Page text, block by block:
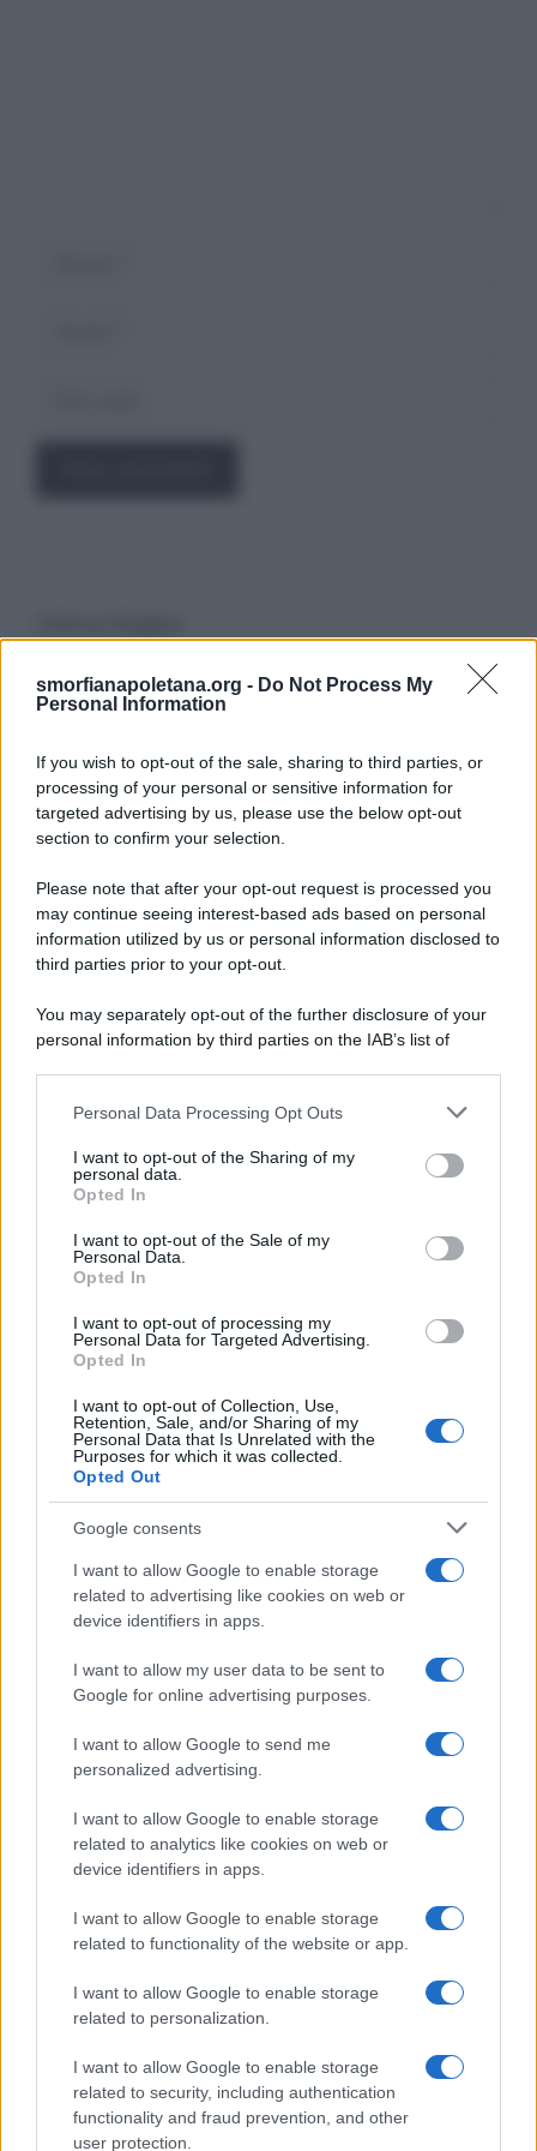
smorfianapoletana.org - Do Not Process My
Personal Information
If you wish to opt-out of the sale, sharing to third parties, or
processing of your personal or sensitive information for
targeted advertising by us, please use the below opt-out
section to confirm your selection.
Please note that after your opt-out request is processed you
may continue seeing interest-based ads based on personal
information utilized by us or personal information disclosed to
third parties prior to your opt-out.
You may separately opt-out of the further disclosure of your
personal information by third parties on the IAB’s list of
This information may also be disclosed by us to third parties
disclose it to other third parties.
Please note that this website/app uses one or more Google
services and may gather and store information including but
not limited to your visit or usage behaviour. You may click to
grant or deny consent to Google and its third-party tags to
consent section.
Personal Data Processing Opt Outs
I want to opt-out of the Sharing of my
personal data.
Opted In
I want to opt-out of the Sale of my
Personal Data.
Opted In
I want to opt-out of processing my
Personal Data for Targeted Advertising.
Opted In
I want to opt-out of Collection, Use,
Retention, Sale, and/or Sharing of my
Personal Data that Is Unrelated with the
Purposes for which it was collected.
Opted Out
Google consents
I want to allow Google to enable storage
related to advertising like cookies on web or
device identifiers in apps.
I want to allow my user data to be sent to
Google for online advertising purposes.
I want to allow Google to send me
personalized advertising.
I want to allow Google to enable storage
related to analytics like cookies on web or
device identifiers in apps.
I want to allow Google to enable storage
related to functionality of the website or app.
I want to allow Google to enable storage
related to personalization.
I want to allow Google to enable storage
related to security, including authentication
functionality and fraud prevention, and other
user protection.
Ricerca
LEGGI GRATIS IL NOSTRO EBOOK
Categorie
Dizionario dei Sogni – B
Dizionario dei Sogni – C
Dizionario dei Sogni – D
Dizionario dei Sogni – E
Dizionario dei Sogni – F
Dizionario dei Sogni – G
Dizionario dei Sogni – I
Dizionario dei Sogni – J
Dizionario dei Sogni – L
Dizionario dei Sogni – M
Dizionario dei Sogni – N
Dizionario dei Sogni – O
Dizionario dei Sogni – P
Dizionario dei Sogni – R
Dizionario dei Sogni – T
Dizionario dei Sogni – U
Dizionario dei Sogni – V
Dizionario dei Sogni – Z
alla Z
Smorfia
Sogni Ricorrenti